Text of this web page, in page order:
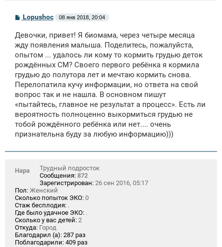
С
б
щ
е
н
и
Lopushoc 08 янв 2018, 20:04
Девочки, привет! Я биомама, через четыре месяца
жду появления малыша. Поделитесь, пожалуйста,
опытом ... удалось ли кому то кормить грудью деток
рождённых СМ? Своего первого ребёнка я кормила
грудью до полутора лет и мечтаю кормить снова.
Перелопатила кучу информации, но ответа на свой
вопрос так и не нашла. В основном пишут
«пытайтесь, главное не результат а процесс». Есть ли
вероятность полноценно выкормиться грудью не
тобой рождённого ребёнка или нет.... очень
признательна буду за любую информацию)))
Нара
Трудный подросток
Сообщения: 872
Зарегистрирован: 26 сен 2016, 05:17
Пол: Женский
Сколько попыток ЭКО: 0
Стаж бесплодия: .
Где было удачное ЭКО: .
Сколько у вас детей: 2
Откуда: Город
Благодарил (а): 287 раз
Поблагодарили: 409 раз